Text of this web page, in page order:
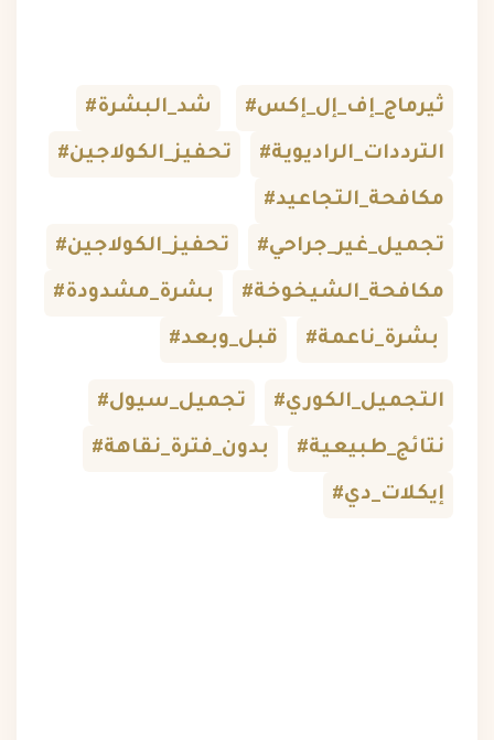
#ثيرماج_إف_إل_إكس #شد_البشرة
#الترددات_الراديوية #تحفيز_الكولاجين
#مكافحة_التجاعيد
#تجميل_غير_جراحي #تحفيز_الكولاجين
#مكافحة_الشيخوخة #بشرة_مشدودة
#بشرة_ناعمة #قبل_وبعد
#التجميل_الكوري #تجميل_سيول
#نتائج_طبيعية #بدون_فترة_نقاهة
#إيكلات_دي